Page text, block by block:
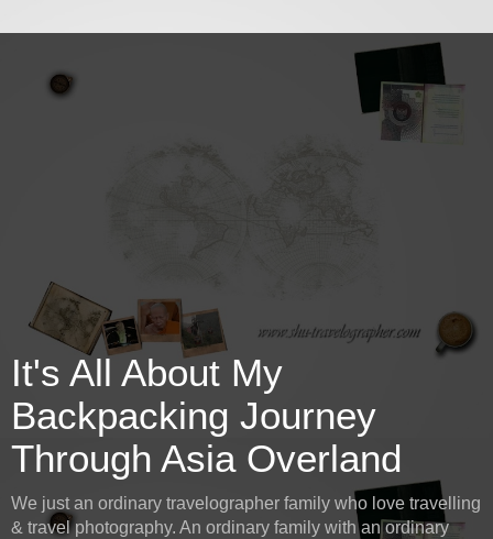
It's All About My
Backpacking Journey
Through Asia Overland
We just an ordinary travelographer family who love travelling
& travel photography. An ordinary family with an ordinary